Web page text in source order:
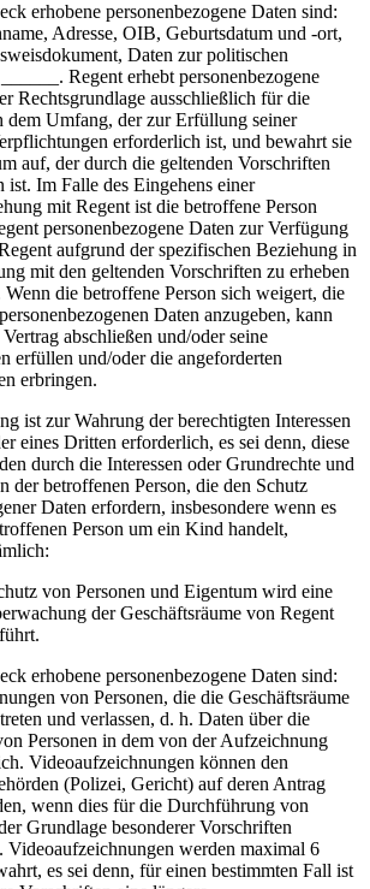
erhobene personenbezogene Daten sind:
Adresse, OIB, Geburtsdatum und -ort,
Daten zur politischen
Regent erhebt personenbezogene
Rechtsgrundlage ausschließlich für die
dem Umfang, der zur Erfüllung seiner
erforderlich ist, und bewahrt sie
auf, der durch die geltenden Vorschriften
ist. Im Falle des Eingehens einer
mit Regent ist die betroffene Person
personenbezogene Daten zur Verfügung
aufgrund der spezifischen Beziehung in
mit den geltenden Vorschriften zu erheben
die betroffene Person sich weigert, die
Daten anzugeben, kann
abschließen und/oder seine
erfüllen und/oder die angeforderten
erbringen.
ist zur Wahrung der berechtigten Interessen
eines Dritten erforderlich, es sei denn, diese
durch die Interessen oder Grundrechte und
der betroffenen Person, die den Schutz
Daten erfordern, insbesondere wenn es
Person um ein Kind handelt,
von Personen und Eigentum wird eine
der Geschäftsräume von Regent
erhobene personenbezogene Daten sind:
von Personen, die die Geschäftsräume
und verlassen, d. h. Daten über die
Personen in dem von der Aufzeichnung
Videoaufzeichnungen können den
(Polizei, Gericht) auf deren Antrag
wenn dies für die Durchführung von
Grundlage besonderer Vorschriften
Videoaufzeichnungen werden maximal 6
es sei denn, für einen bestimmten Fall ist